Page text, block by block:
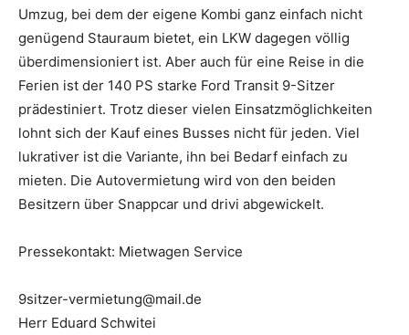
Umzug, bei dem der eigene Kombi ganz einfach nicht
genügend Stauraum bietet, ein LKW dagegen völlig
überdimensioniert ist. Aber auch für eine Reise in die
Ferien ist der 140 PS starke Ford Transit 9-Sitzer
prädestiniert. Trotz dieser vielen Einsatzmöglichkeiten
lohnt sich der Kauf eines Busses nicht für jeden. Viel
lukrativer ist die Variante, ihn bei Bedarf einfach zu
mieten. Die Autovermietung wird von den beiden
Besitzern über Snappcar und drivi abgewickelt.
Pressekontakt: Mietwagen Service
9sitzer-vermietung@mail.de
Herr Eduard Schwitei